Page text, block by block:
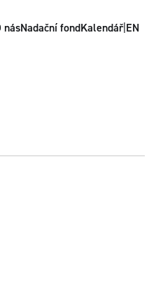
násNadační fondKalendář|EN